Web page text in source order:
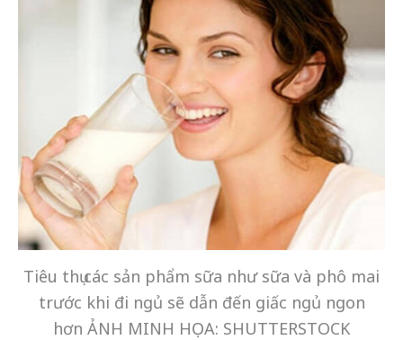
Tiêu thụ các sản phẩm sữa như sữa và phô mai
trước khi đi ngủ sẽ dẫn đến giấc ngủ ngon
hơn ẢNH MINH HỌA: SHUTTERSTOCK